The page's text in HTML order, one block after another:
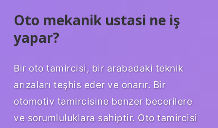
Oto mekanik ustasi ne iş
yapar?
Bir oto tamircisi, bir arabadaki teknik
arızaları teşhis eder ve onarır. Bir
otomotiv tamircisine benzer becerilere
ve sorumluluklara sahiptir. Oto tamircisi